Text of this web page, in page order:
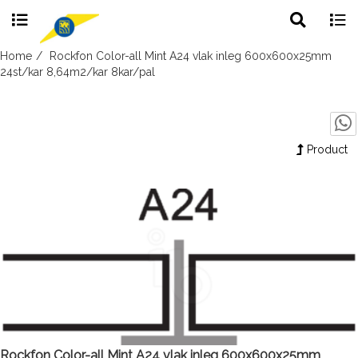
Skip
to
search
Home
Rockfon Color-all Mint A24 vlak inleg 600x600x25mm
24st/kar 8,64m2/kar 8kar/pal
Product